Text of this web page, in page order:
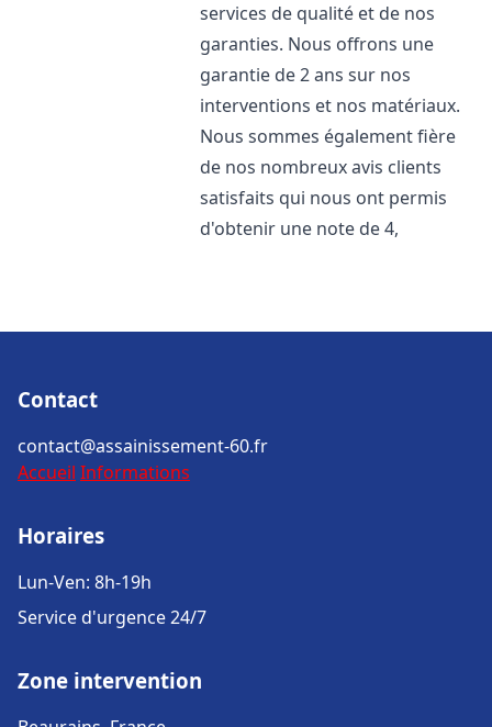
services de qualité et de nos
garanties. Nous offrons une
garantie de 2 ans sur nos
interventions et nos matériaux.
Nous sommes également fière
de nos nombreux avis clients
satisfaits qui nous ont permis
d'obtenir une note de 4,
Contact
contact@assainissement-60.fr
Accueil Informations
Horaires
Lun-Ven: 8h-19h
Service d'urgence 24/7
Zone intervention